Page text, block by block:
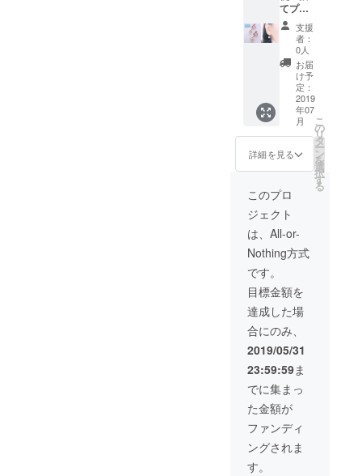
使用し
ている
ため、
お子様
のいる
家庭に
特に人
気で、
末永く
ご使用
ただけ
ます。
をご希
望のサ
イズに
カット
してご
自宅に
しま
す。 支
援画面
の「備
考」欄
にご記
入くだ
さい。
（○cm×
○cmと
ご記入
くださ
い）
（指定
してお
り、17
本のガ
ラスを1
日かけ
て丁寧
に埋め
込んだ
世界に
一つし
かない
作品で
ていた
め、あ
えて私
たち
も”脱”
てプラ
スチッ
クをし
まし
た。 紫
外線や
く劣化
が少な
いガラ
ス素材
を使用
し、職
人の技
高いで
す。 脱
使い捨
てプラ
スチッ
クと
SDGsに
賛同す
る射水
市のガ
ラス作
家さん
しまし
た。 職
人がひ
とつひ
とつ手
作りし
本のガ
ラスを1
日かけ
て丁寧
に埋め
込んだ
世界に
一つし
かない
作品で
す。 長
く使っ
ていた
てプラ
「SDGs
イヤリ
ング or
ピア
ス」】※
画像は
イヤリ
ングタ
イプの
もので
す。
SDGsの
ロゴが
入った
イヤリ
ング、
または
ピアス
です。
びいた
だき、
支援画
面の
「備
考」欄
にご記
入くだ
さい。
何も記
入がな
い場
合、イ
支援
者：
0人
お届
け予
定：
2019
年07
月
詳細を見る
こ
の
リ
タ
ー
ン
を
選
択
す
る
このプロ
ジェクト
は、All-or-
Nothing方式
です。
目標金額を
達成した場
合にのみ、
2019/05/31
23:59:59ま
でに集まっ
た金額が
ファンディ
ングされま
す。